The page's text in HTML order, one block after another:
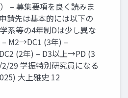
– 募集要項を良く読みま
請先は基本的には以下の
系等の4年制Dは少し異な
– M2→DC1 (3年) –
(2年) – D3以上→PD (3
29 学振特別研究員になる
大上雅史 12